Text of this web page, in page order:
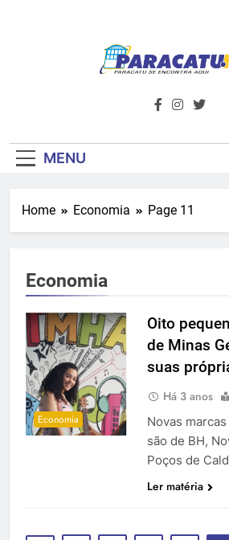
além de tudo
MENU
Home Economia Page 11
Economia
Economia
Oito
de Minas
suas
Há 3 anos
Novas
são de BH,
Poços de
Ler matéria